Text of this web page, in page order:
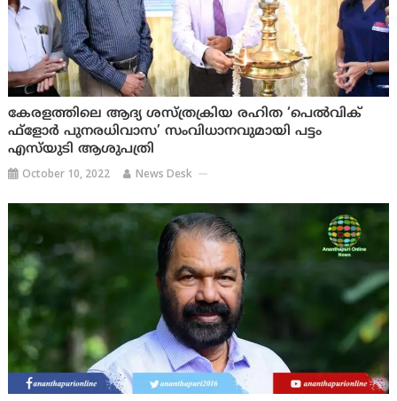
കേരളത്തിലെ ആദ്യ ശസ്ത്രക്രിയ രഹിത ‘പെല്‍വിക്
ഫ്‌ളോര്‍ പുനരധിവാസ’ സംവിധാനവുമായി പട്ടം
എസ്‌യുടി ആശുപത്രി
October 10, 2022 News Desk